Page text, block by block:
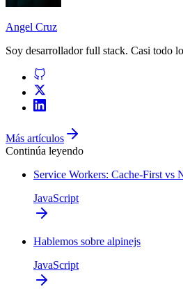
Angel Cruz
Soy desarrolladorfull stack. Casi todo
Más artículos
Continúa leyendo
Service Workers: Cache-First vs
JavaScript
Hablemos sobre alpinejs
JavaScript